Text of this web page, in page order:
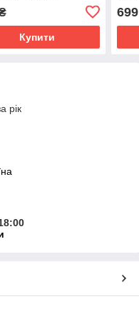
Купити
699
рік